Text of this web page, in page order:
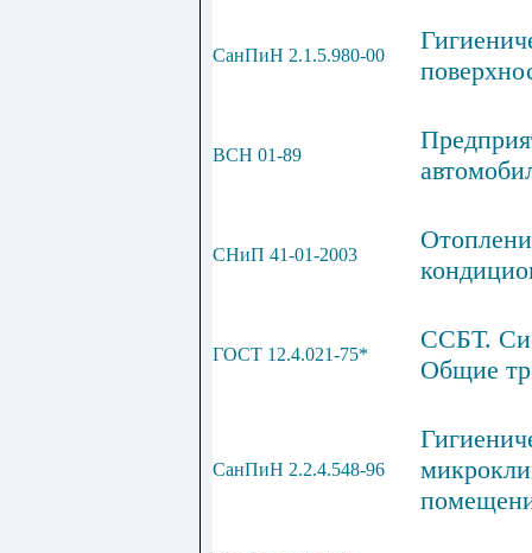
СанПиН 2.1.5.980-00
ВСН 01-89
СНиП 41-01-2003
ГОСТ 12.4.021-75*
ССБТ.
Общие
СанПиН 2.2.4.548-96